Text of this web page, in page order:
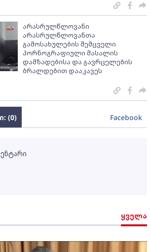
არასრულწლოვანი
არასრულწლოვანთა
გამოსახულების შემცველი
პორნოგრაფიული მასალის
დამზადებისა და გავრცელების
ბრალდებით დააკავეს
ყველა
(0) Facebook